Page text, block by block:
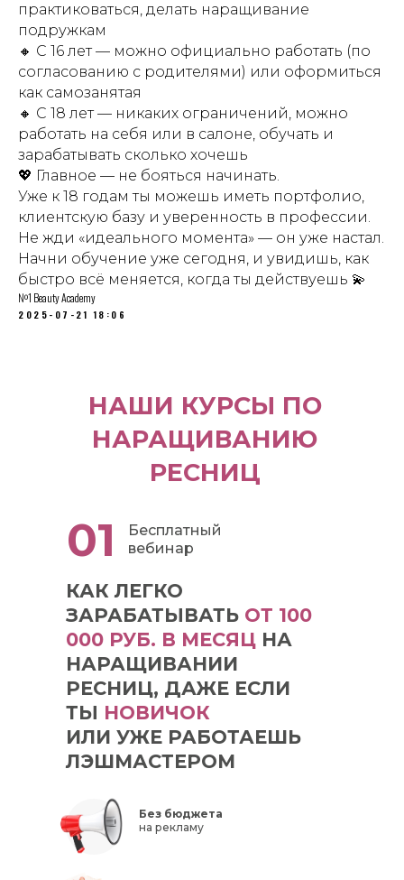
практиковаться, делать наращивание
подружкам
🔸 С 16 лет — можно официально работать (по
согласованию с родителями) или оформиться
как самозанятая
🔸 С 18 лет — никаких ограничений, можно
работать на себя или в салоне, обучать и
зарабатывать сколько хочешь
💖 Главное — не бояться начинать.
Уже к 18 годам ты можешь иметь портфолио,
клиентскую базу и уверенность в профессии.
Не жди «идеального момента» — он уже настал.
Начни обучение уже сегодня, и увидишь, как
быстро всё меняется, когда ты действуешь 💫
№1 Beauty Academy
2025-07-21 18:06
НАШИ КУРСЫ ПО
НАРАЩИВАНИЮ
РЕСНИЦ
КАК ЛЕГКО
ЗАРАБАТЫВАТЬ ОТ 100
000 РУБ. В МЕСЯЦ НА
НАРАЩИВАНИИ
РЕСНИЦ, ДАЖЕ ЕСЛИ
ТЫ НОВИЧОК
ИЛИ УЖЕ РАБОТАЕШЬ
ЛЭШМАСТЕРОМ
Бесплатный
вебинар
Без бюджета
на рекламу
01